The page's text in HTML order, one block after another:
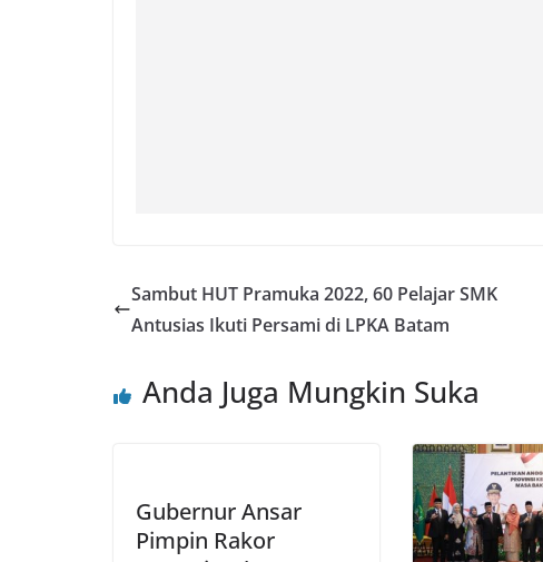
Sambut HUT Pramuka 2022, 60 Pelajar SMK
Antusias Ikuti Persami di LPKA Batam
Anda Juga Mungkin Suka
Gubernur Ansar
Pimpin Rakor